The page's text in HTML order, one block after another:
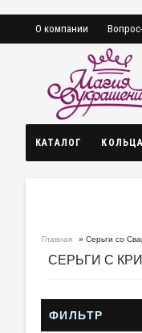
О компании
КАТАЛОГ КОЛЬЦА
Главная » Серьги со
СЕРЬГИ С
ФИЛЬТР